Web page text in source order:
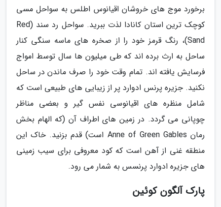
برخورد موج های خروشان اقیانوس اطلس به سواحل مسی
کوچک ترین استان کانادا لذت ببرید. سواحل رد سند (Red
Sand)، رنگ قرمز خود را از صخره های ماسه سنگی کنار
ساحل به ارث برده اند که طی میلیون ها سال توسط امواج
فرسایش یافته اند. تمام وقت خود را صرف ماندن در ساحل
نکنید. جزیره پرنس ادوارد پر از زیبایی های طبیعی است که
شامل منظره های اقیانوسی نفس گیر و بعضی مناظر
چوپانی می گردد. در زمین های اطراف آن (که الهام بخش
رمان Anne of Green Gables است) قدم بزنید. خاک این
منطقه غنی از آهن است که کود معروفی برای سیب زمینی
های جزیره ادوارد پرنسس به شمار می رود.
پارک آلگون کوئین